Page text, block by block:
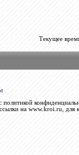
Текущее
на www.kroi.ru, для